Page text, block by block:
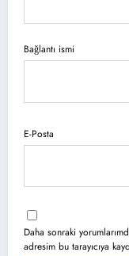
Bağlantı ismi
E-Posta
Daha sonraki
adresim bu tarayıcıya